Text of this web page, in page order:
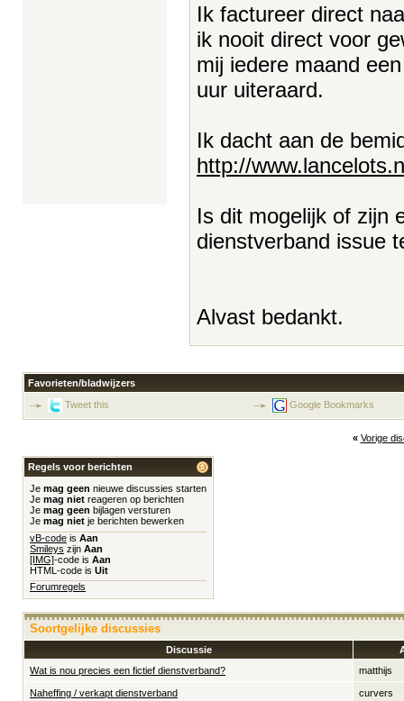
Ik factureer direct
ik nooit direct voor
mij iedere maand
uur uiteraard.
Ik dacht aan de
http://
Is dit mogelijk of zijn
dienstverband issue
Alvast bedankt.
Favorieten/bladwijzers
Tweet this
Google Bookmarks
« Vorige
Regels voor berichten
Je mag geen nieuwe discussies starten
Je mag niet reageren op berichten
Je mag geen bijlagen versturen
Je mag niet je berichten bewerken
vB-code is Aan
Smileys zijn Aan
[IMG]-code is Aan
HTML-code is Uit
Forumregels
Soortgelijke discussies
Discussie
Wat is nou precies een fictief dienstverband?
matthijs
Naheffing / verkapt dienstverband curvers